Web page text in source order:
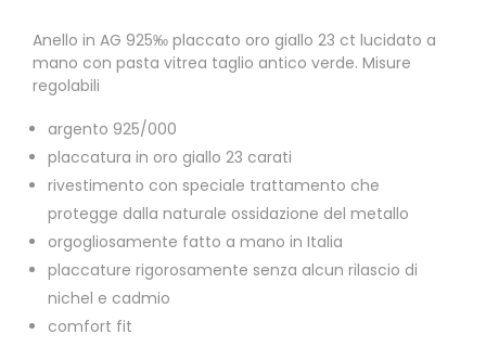
Anello in AG 925‰ placcato oro giallo 23 ct lucidato a
mano con pasta vitrea taglio antico verde. Misure
regolabili
argento 925/000
placcatura in oro giallo 23 carati
rivestimento con speciale trattamento che
protegge dalla naturale ossidazione del metallo
orgogliosamente fatto a mano in Italia
placcature rigorosamente senza alcun rilascio di
nichel e cadmio
comfort fit